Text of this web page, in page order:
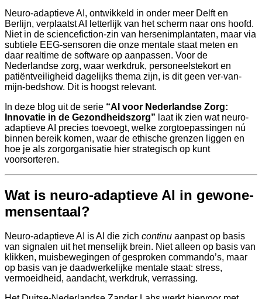
Neuro-adaptieve AI, ontwikkeld in onder meer Delft en
Berlijn, verplaatst AI letterlijk van het scherm naar ons hoofd.
Niet in de sciencefiction-zin van hersenimplantaten, maar via
subtiele EEG-sensoren die onze mentale staat meten en
daar realtime de software op aanpassen. Voor de
Nederlandse zorg, waar werkdruk, personeelstekort en
patiëntveiligheid dagelijks thema zijn, is dit geen ver-van-
mijn-bedshow. Dit is hoogst relevant.
In deze blog uit de serie “AI voor Nederlandse Zorg:
Innovatie in de Gezondheidszorg” laat ik zien wat neuro-
adaptieve AI precies toevoegt, welke zorgtoepassingen nú
binnen bereik komen, waar de ethische grenzen liggen en
hoe je als zorgorganisatie hier strategisch op kunt
voorsorteren.
Wat is neuro-adaptieve AI in gewone-
mensentaal?
Neuro-adaptieve AI is AI die zich continu aanpast op basis
van signalen uit het menselijk brein. Niet alleen op basis van
klikken, muisbewegingen of gesproken commando’s, maar
op basis van je daadwerkelijke mentale staat: stress,
vermoeidheid, aandacht, werkdruk, verrassing.